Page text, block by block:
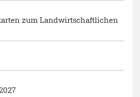
zum Landwirtschaftlichen